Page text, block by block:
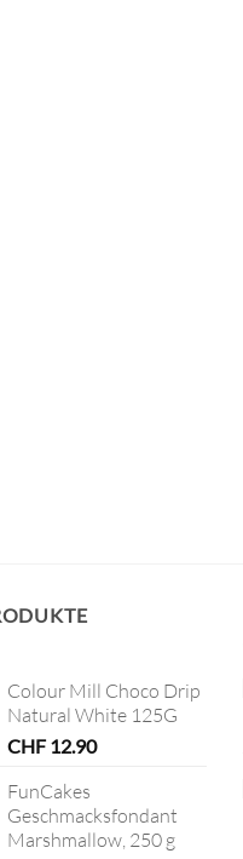
Colour Mill Choco Drip
Natural White 125G
CHF12.90
FunCakes
Geschmacksfondant
Marshmallow, 250 g